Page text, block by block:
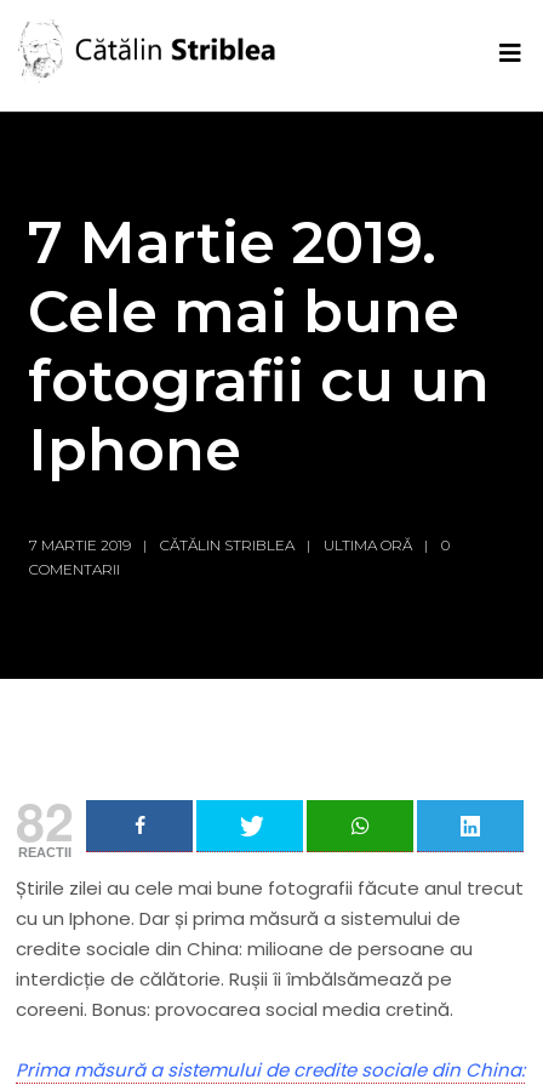
7 Martie 2019.
Cele mai bune
fotografii cu un
Iphone
7 MARTIE 2019 CĂTĂLIN STRIBLEA ULTIMA ORĂ
0
COMENTARII
82
REACTII
Știrile zilei au cele mai bune fotografii făcute anul trecut
cu un Iphone. Dar și prima măsură a sistemului de
credite sociale din China: milioane de persoane au
interdicție de călătorie. Rușii îi îmbălsămează pe
coreeni. Bonus: provocarea social media cretină.
Prima măsură a sistemului de credite sociale din China: